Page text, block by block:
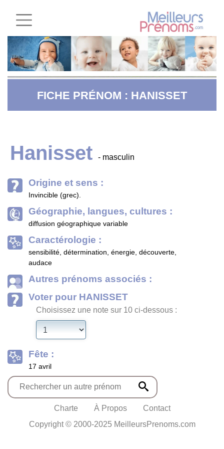
FICHE PRÉNOM : HANISSET
Hanisset - masculin
Origine et sens :
Invincible (grec).
Géographie, langues, cultures :
diffusion géographique variable
Caractérologie :
sensibilité, détermination, énergie, découverte,
audace
Autres prénoms associés :
Voter pour HANISSET
Choisissez une note sur 10 ci-dessous :
Fête :
17 avril
Charte À Propos
Contact
Copyright © 2000-2025 MeilleursPrenoms.com